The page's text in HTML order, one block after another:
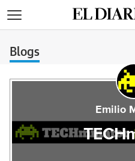
Blogs
Emilio